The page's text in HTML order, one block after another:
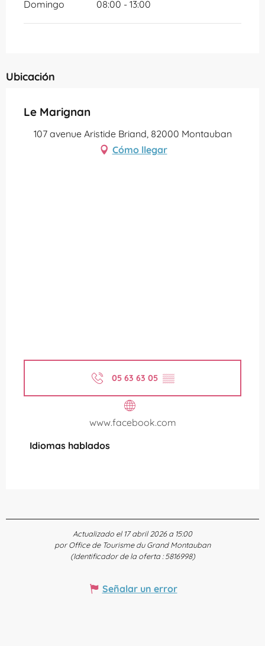
Domingo 08:00 - 13:00
Ubicación
Le Marignan
107 avenue Aristide Briand, 82000 Montauban
Cómo llegar
05 63 63 05 ▒▒
www.facebook.com
Idiomas hablados
Idiomas hablados
Actualizado el 17 abril 2026 a 15:00
por Office de Tourisme du Grand Montauban
(Identificador de la oferta :5816998)
Señalar un error